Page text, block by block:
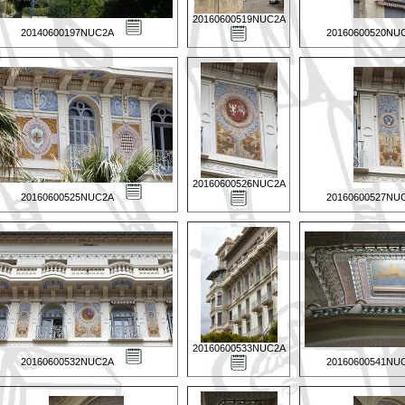
20140600197NUC2A
20160600519NUC2A
20160600525NUC2A
20160600526NUC2A
20160600532NUC2A
20160600533NUC2A